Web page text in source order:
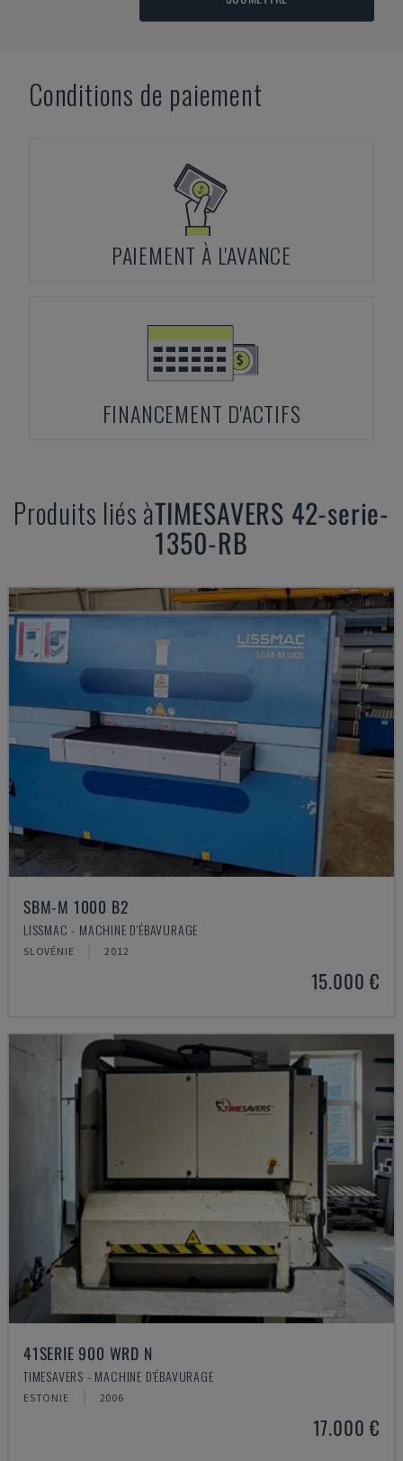
Conditions de paiement
PAIEMENT À L'AVANCE
FINANCEMENT D'ACTIFS
Produits liés àTIMESAVERS 42-serie-
1350-RB
SBM-M 1000 B2
LISSMAC - MACHINE D'ÉBAVURAGE
SLOVÉNIE 2012
15.000 €
41SERIE 900 WRD N
TIMESAVERS - MACHINE D'ÉBAVURAGE
ESTONIE 2006
17.000 €